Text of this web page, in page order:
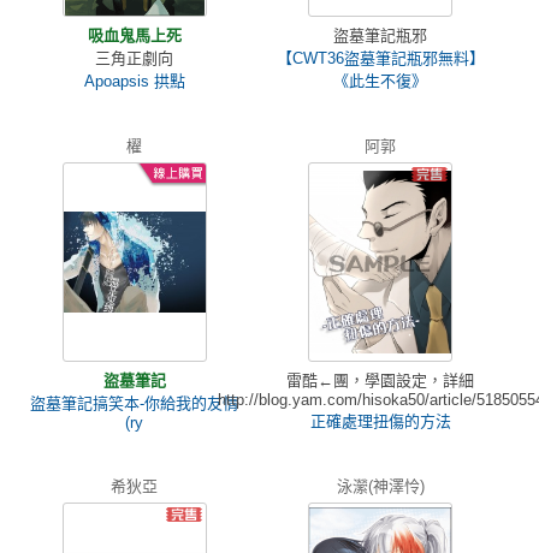
吸血鬼馬上死
三角正劇向
Apoapsis 拱點
盜墓筆記瓶邪
【CWT36盜墓筆記瓶邪無料】
《此生不復》
櫂
盜墓筆記
盜墓筆記搞笑本-你給我的友情
(ry
阿郭
雷酷←團，學園設定，詳細
http://blog.yam.com/hisoka50/article/
正確處理扭傷的方法
希狄亞 泳瀠(神澤怜)